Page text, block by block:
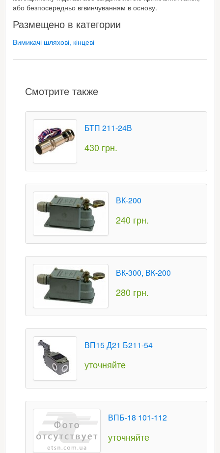
або безпосередньо вгвинчуванням в основу.
Размещено в категории
Вимикачі шляхові, кінцеві
Смотрите также
БТП 211-24В
430 грн.
ВК-200
240 грн.
ВК-300, ВК-200
280 грн.
ВП15 Д21 Б211-54
уточняйте
ВПБ-18 101-112
уточняйте